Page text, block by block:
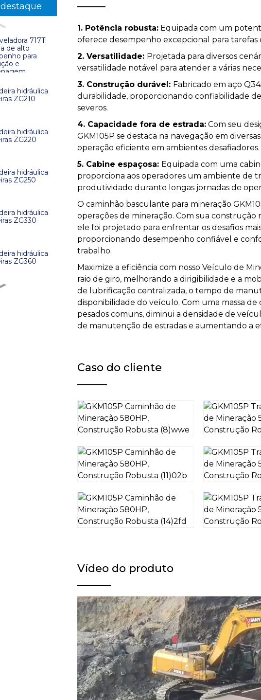
717T:
de alto
para
e
hidráulica
ZG210
hidráulica
ZG220
hidráulica
ZG250
hidráulica
ZG330
hidráulica
ZG360
1. Potência robusta: Equipada com um
oferece desempenho excepcional para tarefas
2. Versatilidade: Projetada para diversos
versatilidade notável para atender a várias
3. Construção durável: Fabricado em aço
durabilidade, proporcionando confiabilidade
severos.
4. Capacidade fora de estrada: Com seu
GKM105P se destaca na navegação em
operação eficiente em ambientes desafiadores.
5. Cabine espaçosa: Equipada com uma
proporciona aos operadores um ambiente de
produtividade durante longas jornadas de
O caminhão basculante para mineração
operações de mineração. Com sua
ele foi projetado para enfrentar os desafios
proporcionando desempenho confiável e
trabalho.
Maximize a eficiência com nosso Veículo de
raio de giro, melhorando a dirigibilidade e a
de lubrificação centralizada, o tempo de
disponibilidade do veículo. Com uma massa
pesados ​​comuns, diminui a densidade de
de manutenção de estradas e aumentando a
Caso do cliente
Vídeo do produto